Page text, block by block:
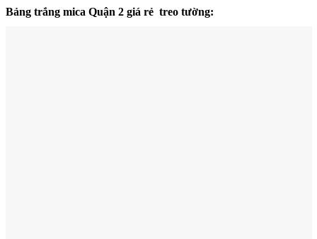
Bảng trắng mica Quận 2 giá rẻ treo tường: